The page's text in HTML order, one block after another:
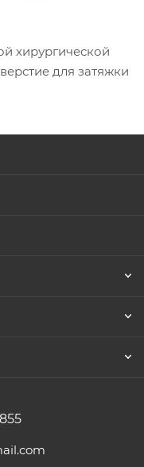
хирургической
для затяжки